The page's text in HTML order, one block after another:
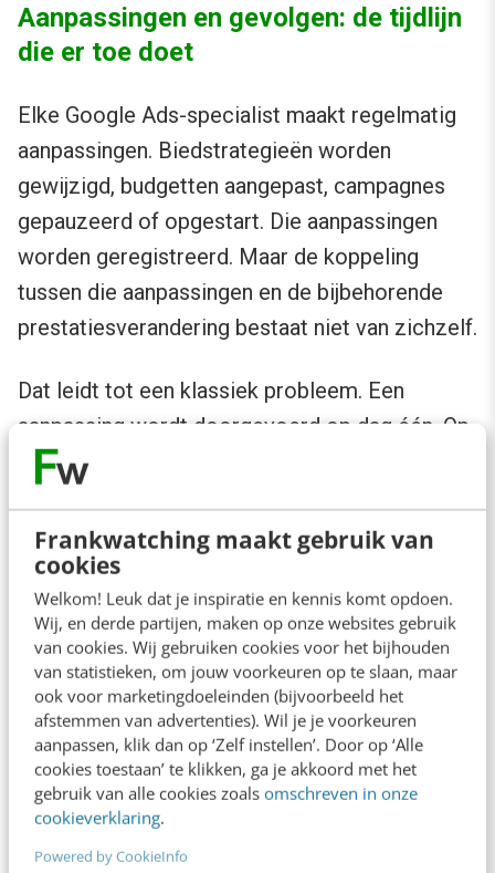
Frankwatching maakt gebruik van
cookies
Welkom! Leuk dat je inspiratie en kennis komt opdoen.
Wij, en derde partijen, maken op onze websites gebruik
van cookies. Wij gebruiken cookies voor het bijhouden
van statistieken, om jouw voorkeuren op te slaan, maar
ook voor marketingdoeleinden (bijvoorbeeld het
afstemmen van advertenties). Wil je je voorkeuren
aanpassen, klik dan op ‘Zelf instellen’. Door op ‘Alle
cookies toestaan’ te klikken, ga je akkoord met het
gebruik van alle cookies zoals omschreven in onze
cookieverklaring.
Powered by CookieInfo
Aanpassingen en gevolgen: de tijdlijn
die er toe doet
Elke Google Ads-specialist maakt regelmatig
aanpassingen. Biedstrategieën worden
gewijzigd, budgetten aangepast, campagnes
gepauzeerd of opgestart. Die aanpassingen
worden geregistreerd. Maar de koppeling
tussen die aanpassingen en de bijbehorende
prestatiesverandering bestaat niet van zichzelf.
Dat leidt tot een klassiek probleem. Een
aanpassing wordt doorgevoerd op dag één. Op
dag acht blijkt het rendement gedaald. Was de
al aan het dalen vóór de aanpassing, en was de
aanpassing juist een reactie op die daling?